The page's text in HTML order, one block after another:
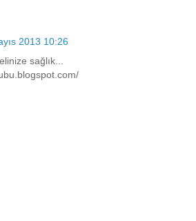
2013 10:26
sağlık...